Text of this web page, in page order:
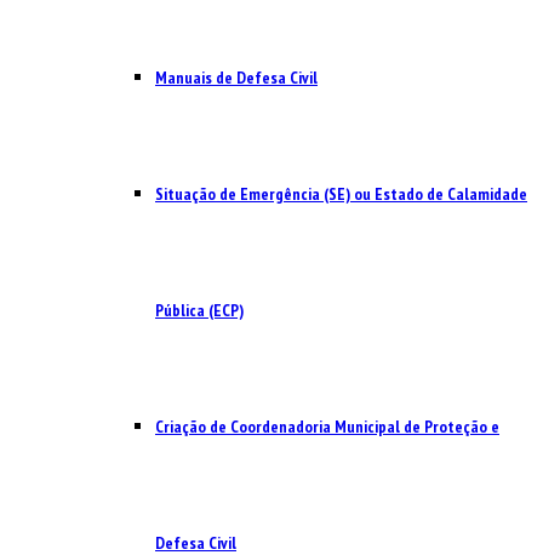
Manuais de Defesa Civil
Situação de Emergência (SE) ou Estado de Calamidade
Pública (ECP)
Criação de Coordenadoria Municipal de Proteção e
Defesa Civil